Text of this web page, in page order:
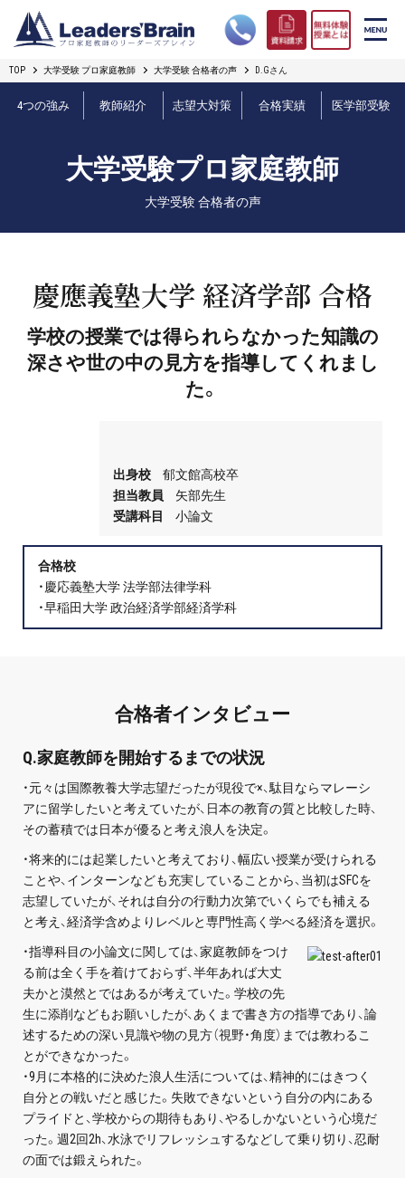
リーダーズブレインの強み
プロ教師紹介
短期フリープラン
費用について
お申込みの流れ
よくある質問
採用情報
インフォメーション
会社概要
採用情報
プライバシーポリシー
免責事項・著作権等
公式LINE＠
0120-11-3967
受付:9:30～21:30(定休:日曜・祝日)
TOP 大学受験 プロ家庭教師 大学受験 合格者の声 D.Gさん
4つの強み 教師紹介 志望大対策 合格実績 医学部受験
大学受験プロ家庭教師
大学受験 合格者の声
慶應義塾大学 経済学部 合格
学校の授業では得られらなかった知識の
深さや世の中の見方を指導してくれまし
た。
出身校
郁文館高校卒
担当教員
矢部先生
受講科目
小論文
合格校
・慶応義塾大学 法学部法律学科
・早稲田大学 政治経済学部経済学科
合格者インタビュー
Q.家庭教師を開始するまでの状況
・元々は国際教養大学志望だったが現役で×、駄目ならマレーシ
アに留学したいと考えていたが、日本の教育の質と比較した時、
その蓄積では日本が優ると考え浪人を決定。
・将来的には起業したいと考えており、幅広い授業が受けられる
ことや、インターンなども充実していることから、当初はSFCを
志望していたが、それは自分の行動力次第でいくらでも補える
と考え、経済学含めよりレベルと専門性高く学べる経済を選択。
・指導科目の小論文に関しては、家庭教師をつけ
る前は全く手を着けておらず、半年あれば大丈
夫かと漠然とではあるが考えていた。学校の先
生に添削などもお願いしたが、あくまで書き方の指導であり、論
述するための深い見識や物の見方（視野・角度）までは教わるこ
とができなかった。
・9月に本格的に決めた浪人生活については、精神的にはきつく
自分との戦いだと感じた。失敗できないという自分の内にある
プライドと、学校からの期待もあり、やるしかないという心境だ
った。週2回2h、水泳でリフレッシュするなどして乗り切り、忍耐
の面では鍛えられた。